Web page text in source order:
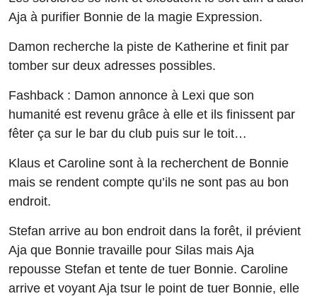
Aja à purifier Bonnie de la magie Expression.
Damon recherche la piste de Katherine et finit par
tomber sur deux adresses possibles.
Fashback : Damon annonce à Lexi que son
humanité est revenu grâce à elle et ils finissent par
fêter ça sur le bar du club puis sur le toit…
Klaus et Caroline sont à la recherchent de Bonnie
mais se rendent compte qu’ils ne sont pas au bon
endroit.
Stefan arrive au bon endroit dans la forêt, il prévient
Aja que Bonnie travaille pour Silas mais Aja
repousse Stefan et tente de tuer Bonnie. Caroline
arrive et voyant Aja tsur le point de tuer Bonnie, elle